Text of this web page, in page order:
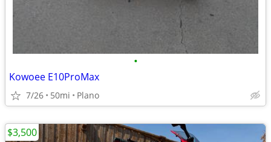
•
Kowoee E10ProMax
7/26 50mi Plano
$3,500